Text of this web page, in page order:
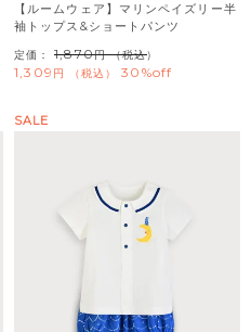
【ルームウェア】マリンペイズリー半
袖トップス&ショートパンツ
定価： 1,870 （税込）
1,309 税込 30%off
SALE